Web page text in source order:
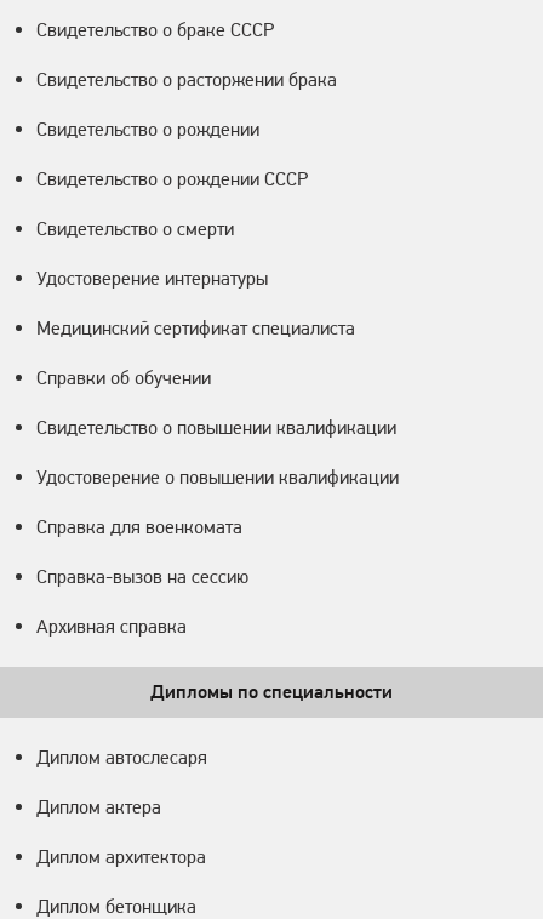
Свидетельство о браке СССР
Свидетельство о расторжении брака
Свидетельство о рождении
Свидетельство о рождении СССР
Свидетельство о смерти
Удостоверение интернатуры
Медицинский сертификат специалиста
Справки об обучении
Свидетельство о повышении квалификации
Удостоверение о повышении квалификации
Справка для военкомата
Справка-вызов на сессию
Архивная справка
Дипломы по специальности
Диплом автослесаря
Диплом актера
Диплом архитектора
Диплом бетонщика